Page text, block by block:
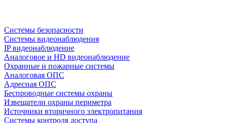
Системы безопасности
Системы видеонаблюдения
IP видеонаблюдение
Аналоговое и HD видеонаблюдение
Охранные и пожарные системы
Аналоговая ОПС
Адресная ОПС
Беспроводные системы охраны
Извещатели охраны периметра
Источники вторичного электропитания
Системы контроля доступа